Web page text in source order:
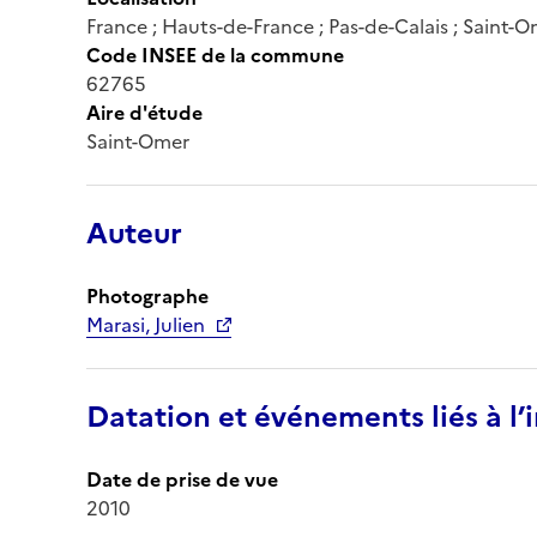
France ; Hauts-de-France ; Pas-de-Calais ; Saint-
Code INSEE de la commune
62765
Aire d'étude
Saint-Omer
Auteur
Photographe
Marasi, Julien
Datation et événements liés à
Date de prise de vue
2010